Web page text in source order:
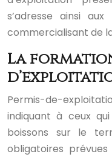
s’adresse ainsi aux
commercialisant de
La
Permis-de-
indiquant à ceux
boissons sur le
obligatoires